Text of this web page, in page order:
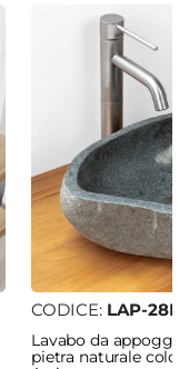
CODICE: LAP-28N
Lavabo da
pietra naturale color